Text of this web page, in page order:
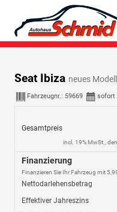
Seat Ibiza neues
Fahrzeugnr.: 59669 sofort
Gesamtpreis
incl. 19% MwSt.,
Finanzierung
Finanzieren Sie Ihr Fahrzeug mit
Nettodarlehensbetrag
Effektiver Jahreszins